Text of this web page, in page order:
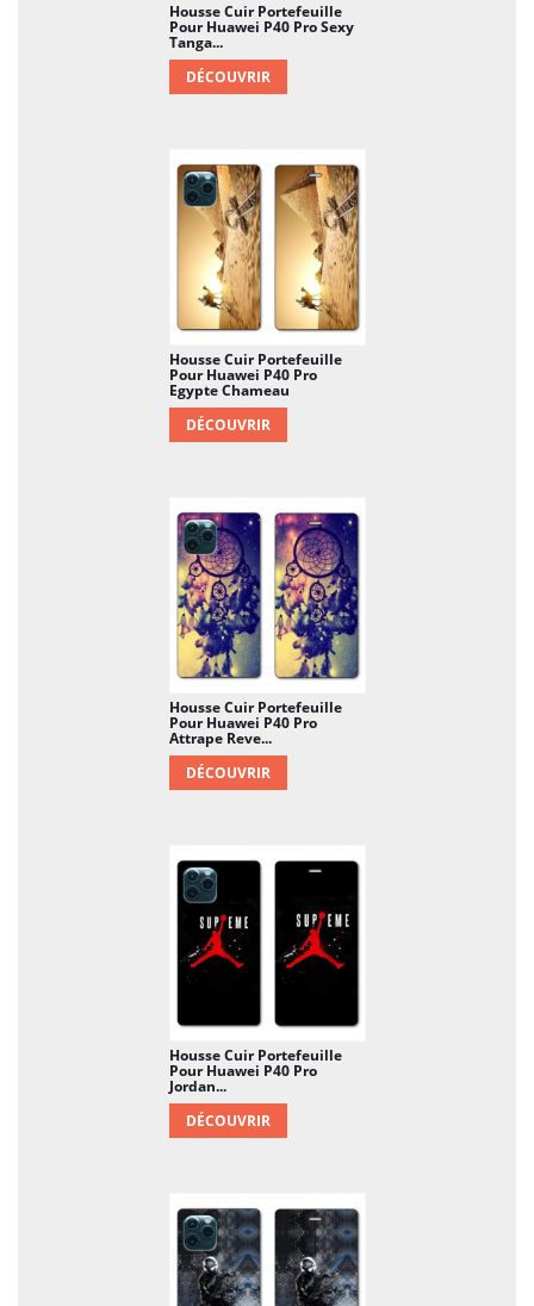
Housse Cuir Portefeuille
Pour Huawei P40 Pro Sexy
Tanga...
DÉCOUVRIR
Housse Cuir Portefeuille
Pour Huawei P40 Pro
Egypte Chameau
DÉCOUVRIR
Housse Cuir Portefeuille
Pour Huawei P40 Pro
Attrape Reve...
DÉCOUVRIR
Housse Cuir Portefeuille
Pour Huawei P40 Pro
Jordan...
DÉCOUVRIR